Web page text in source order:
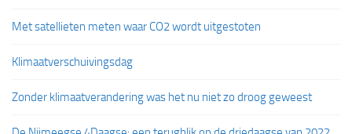
Met satellieten meten waar CO2 wordt uitgestoten
Klimaatverschuivingsdag
Zonder klimaatverandering was het nu niet zo droog geweest